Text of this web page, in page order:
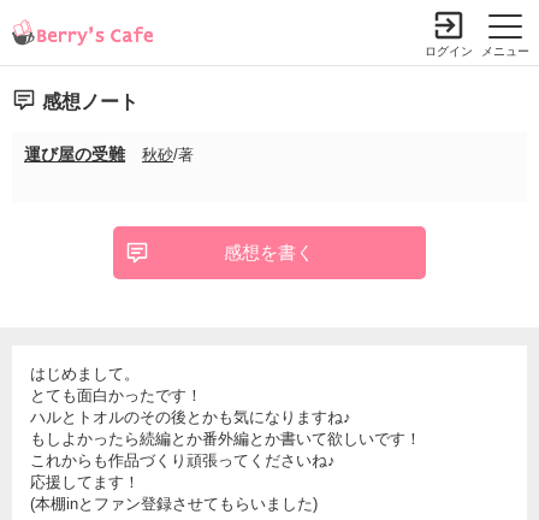
メニュー
ログイン
感想ノート
運び屋の受難 秋砂/著
感想を書く
はじめまして。
とても面白かったです！
ハルとトオルのその後とかも気になりますね♪
もしよかったら続編とか番外編とか書いて欲しいです！
これからも作品づくり頑張ってくださいね♪
応援してます！
(本棚inとファン登録させてもらいました)